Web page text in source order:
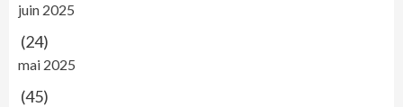
juin 2025
(24)
mai 2025
(45)